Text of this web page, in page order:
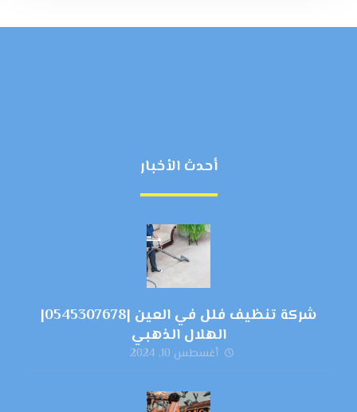
أحدث الأخبار
شركة تنظيف فلل في العين |0545307678|
الهلال الذهبي
أغسطس 10, 2024